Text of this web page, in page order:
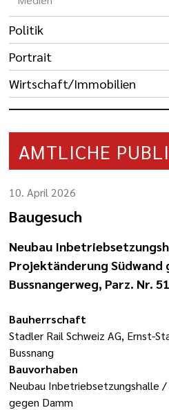
Politik
Portrait
Wirtschaft/Immobilien
AMTLICHE
Baugesuch
10. April 2026
Neubau
Projektänderung Südwand
Bussnangerweg, Parz. Nr.
Bauherrschaft
Stadler Rail Schweiz AG, Ernst-
Bussnang
Bauvorhaben
Neubau Inbetriebsetzungshalle
gegen Damm